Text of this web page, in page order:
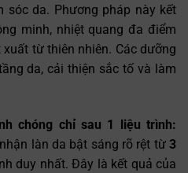
sóc da. Phương pháp này kết
minh, nhiệt quang đa điểm
từ thiên nhiên. Các dưỡng
da, cải thiện sắc tố và làm
chóng chỉ sau 1 liệu trình:
làn da bật sáng rõ rệt từ 3
duy nhất. Đây là kết quả của